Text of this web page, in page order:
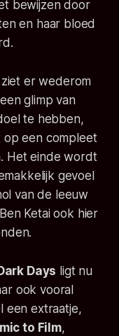
bewijzen door
en haar bloed
er wederom
glimp van
te hebben,
op een compleet
Het einde wordt
gevoel
van de leeuw
Ketai ook hier
Days ligt nu
ook vooral
een extraatje,
to Film,